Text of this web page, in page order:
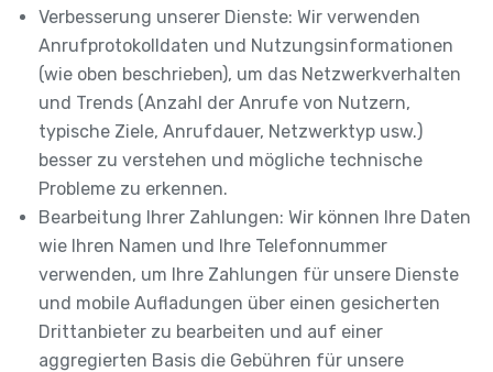
Verbesserung unserer Dienste: Wir verwenden
Anrufprotokolldaten und Nutzungsinformationen
(wie oben beschrieben), um das Netzwerkverhalten
und Trends (Anzahl der Anrufe von Nutzern,
typische Ziele, Anrufdauer, Netzwerktyp usw.)
besser zu verstehen und mögliche technische
Probleme zu erkennen.
Bearbeitung Ihrer Zahlungen: Wir können Ihre Daten
wie Ihren Namen und Ihre Telefonnummer
verwenden, um Ihre Zahlungen für unsere Dienste
und mobile Aufladungen über einen gesicherten
Drittanbieter zu bearbeiten und auf einer
aggregierten Basis die Gebühren für unsere